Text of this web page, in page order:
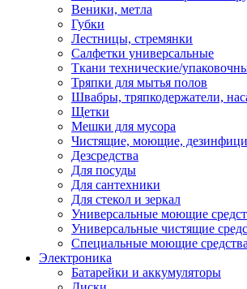
Веники, метла
Губки
Лестницы, стремянки
Салфетки универсальные
Ткани технические/
Тряпки для мытья полов
Швабры, тряпкодержатели,
Щетки
Мешки для мусора
Чистящие, моющие,
Дезсредства
Для посуды
Для сантехники
Для стекол и зеркал
Универсальные моющие
Универсальные чистящие
Специальные моющие средства
Электроника
Батарейки и аккумуляторы